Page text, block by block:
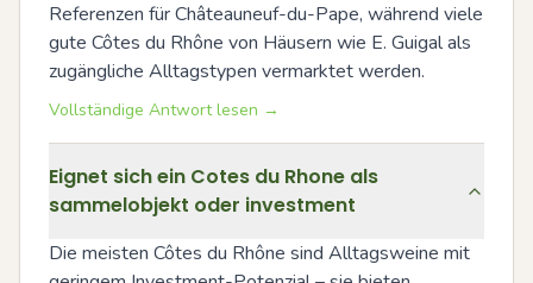
Referenzen für Châteauneuf-du-Pape, während viele
gute Côtes du Rhône von Häusern wie E. Guigal als
zugängliche Alltagstypen vermarktet werden.
Vollständige Antwort lesen →
Eignet sich ein Cotes du Rhone als
sammelobjekt oder investment
Die meisten Côtes du Rhône sind Alltagsweine mit